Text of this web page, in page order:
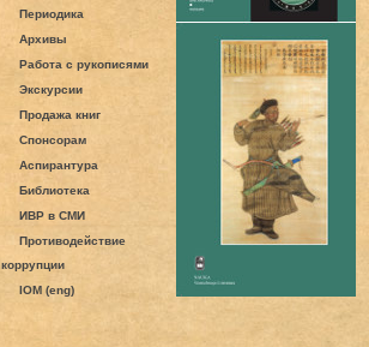
Периодика
Архивы
Работа с рукописями
Экскурсии
Продажа книг
Спонсорам
Аспирантура
Библиотека
ИВР в СМИ
Противодействие
коррупции
IOM (eng)